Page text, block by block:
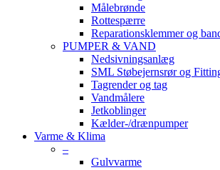
Målebrønde
Rottespærre
Reparationsklemmer og
PUMPER & VAND
Nedsivningsanlæg
SML Støbejernsrør og
Tagrender og tag
Vandmålere
Jetkoblinger
Kælder-/drænpumper
Varme & Klima
–
Gulvvarme